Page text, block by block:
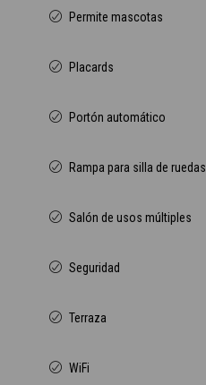
Permite mascotas
Placards
Portón automático
Rampa para silla de ruedas
Salón de usos múltiples
Seguridad
Terraza
WiFi